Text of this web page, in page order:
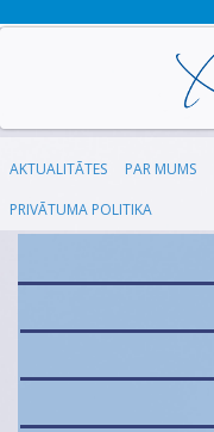
AKTUALITĀTES PAR MUMS
PRIVĀTUMA POLITIKA